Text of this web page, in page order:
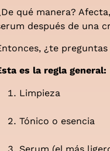
qué manera?
después de una
¿te
es la regla general:
Limpieza
Tónico o esencia